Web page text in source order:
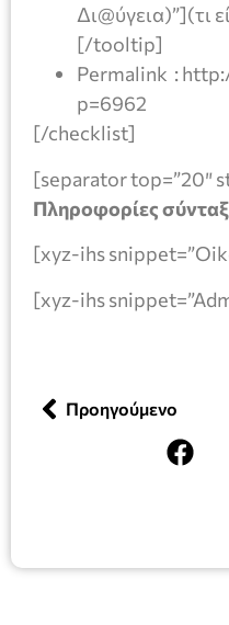
Δι@ύγεια)”](τι
[/tooltip]
Permalink :
p=6962
[/checklist]
[separator top=”20″
Πληροφορίες
[xyz-ihs
[xyz-ihs
Προηγούμενο